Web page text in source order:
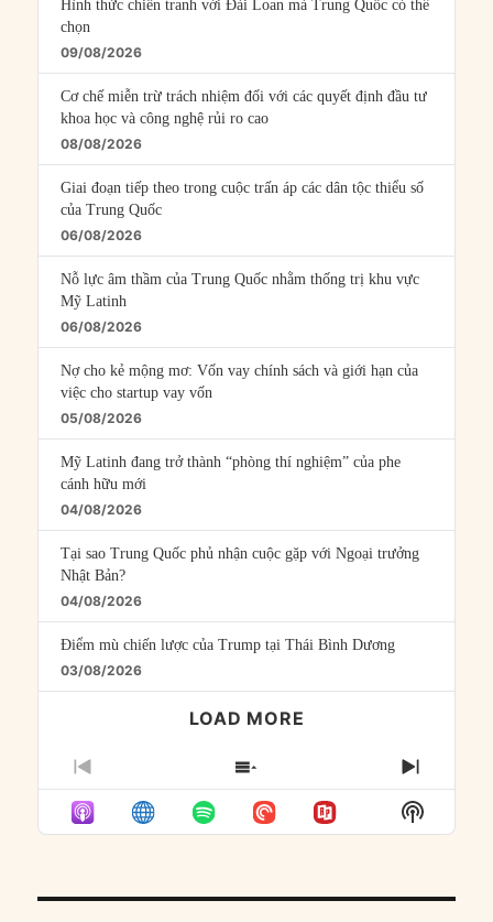
Hình thức chiến tranh với Đài Loan mà Trung Quốc có thể
chọn
09/08/2026
Cơ chế miễn trừ trách nhiệm đối với các quyết định đầu tư
khoa học và công nghệ rủi ro cao
08/08/2026
Giai đoạn tiếp theo trong cuộc trấn áp các dân tộc thiểu số
của Trung Quốc
06/08/2026
Nỗ lực âm thầm của Trung Quốc nhằm thống trị khu vực
Mỹ Latinh
06/08/2026
Nợ cho kẻ mộng mơ: Vốn vay chính sách và giới hạn của
việc cho startup vay vốn
05/08/2026
Mỹ Latinh đang trở thành “phòng thí nghiệm” của phe
cánh hữu mới
04/08/2026
Tại sao Trung Quốc phủ nhận cuộc gặp với Ngoại trưởng
Nhật Bản?
04/08/2026
Điểm mù chiến lược của Trump tại Thái Bình Dương
03/08/2026
LOAD MORE
PREVIOUS
EPISODE
SHOW
EPISODES
LIST
NEXT
Show
Podcast